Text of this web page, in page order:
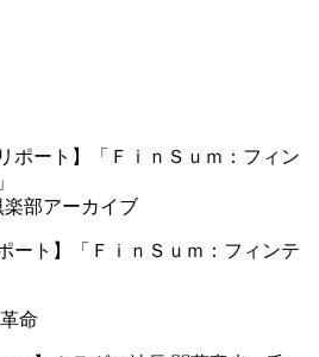
楽部アーカイブ
ート】「ＦｉｎＳｕｍ：フィンテ
命